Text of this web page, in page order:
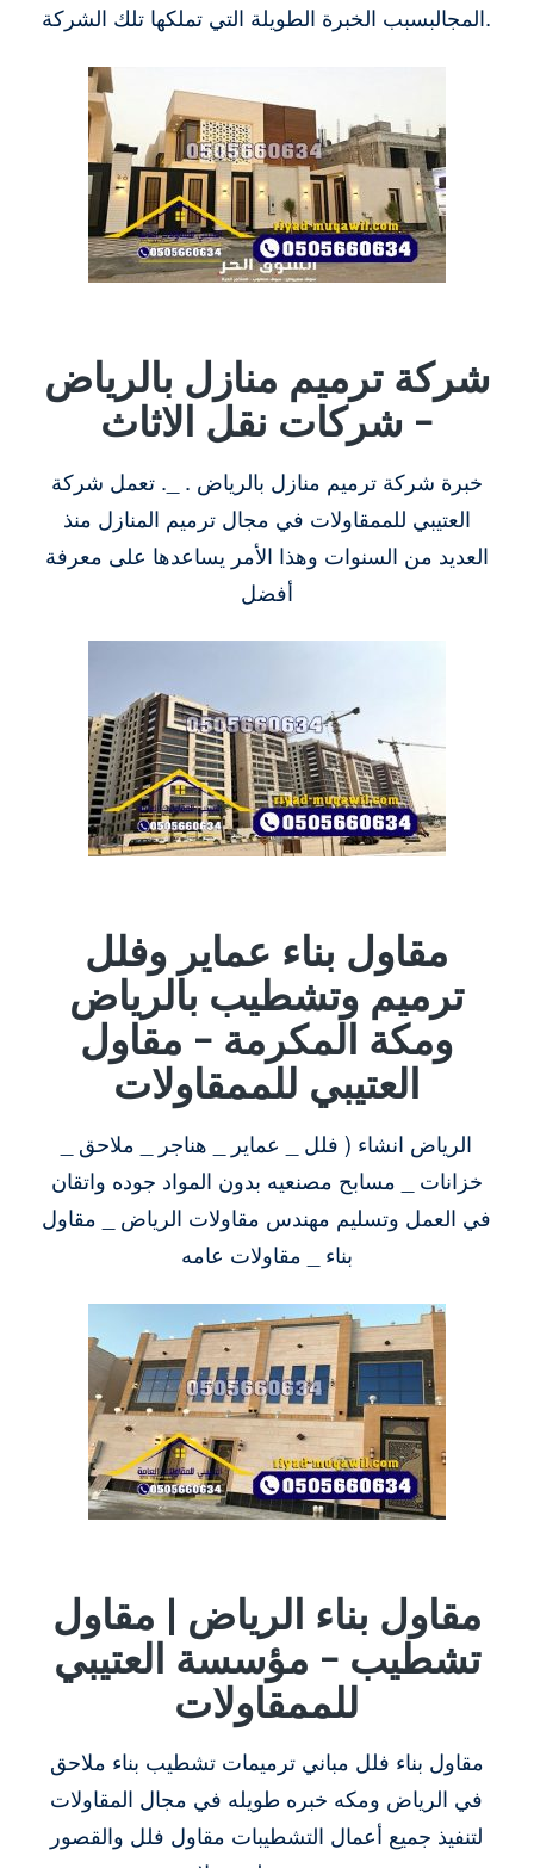
المجالبسبب الخبرة الطويلة التي تملكها تلك الشركة.
شركة ترميم منازل بالرياض
– شركات نقل الاثاث
خبرة شركة ترميم منازل بالرياض . _. تعمل شركة
العتيبي للممقاولات في مجال ترميم المنازل منذ
العديد من السنوات وهذا الأمر يساعدها على معرفة
أفضل
مقاول بناء عماير وفلل
ترميم وتشطيب بالرياض
ومكة المكرمة – مقاول
العتيبي للممقاولات
الرياض انشاء ( فلل _ عماير _ هناجر _ ملاحق _
خزانات _ مسابح مصنعيه بدون المواد جوده واتقان
في العمل وتسليم مهندس مقاولات الرياض _ مقاول
بناء _ مقاولات عامه
مقاول بناء الرياض | مقاول
تشطيب – مؤسسة العتيبي
للممقاولات
مقاول بناء فلل مباني ترميمات تشطيب بناء ملاحق
في الرياض ومكه خبره طويله في مجال المقاولات
لتنفيذ جميع أعمال التشطيبات مقاول فلل والقصور